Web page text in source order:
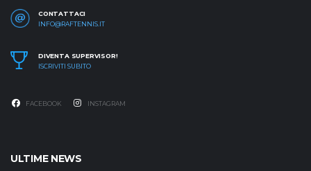
CONTATTACI
INFO@RAFTENNIS.IT
DIVENTA SUPERVISOR!
ISCRIVITI SUBITO
FACEBOOK INSTAGRAM
ULTIME NEWS